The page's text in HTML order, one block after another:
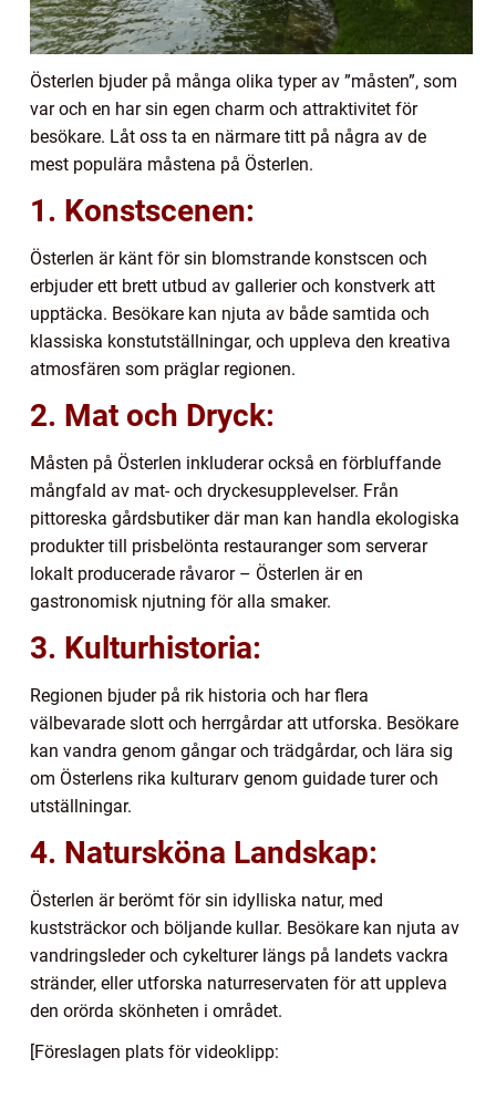
Österlen bjuder på många olika typer av ”måsten”, som
var och en har sin egen charm och attraktivitet för
besökare. Låt oss ta en närmare titt på några av de
mest populära måstena på Österlen.
1. Konstscenen:
Österlen är känt för sin blomstrande konstscen och
erbjuder ett brett utbud av gallerier och konstverk att
upptäcka. Besökare kan njuta av både samtida och
klassiska konstutställningar, och uppleva den kreativa
atmosfären som präglar regionen.
2. Mat och Dryck:
Måsten på Österlen inkluderar också en förbluffande
mångfald av mat- och dryckesupplevelser. Från
pittoreska gårdsbutiker där man kan handla ekologiska
produkter till prisbelönta restauranger som serverar
lokalt producerade råvaror – Österlen är en
gastronomisk njutning för alla smaker.
3. Kulturhistoria:
Regionen bjuder på rik historia och har flera
välbevarade slott och herrgårdar att utforska. Besökare
kan vandra genom gångar och trädgårdar, och lära sig
om Österlens rika kulturarv genom guidade turer och
utställningar.
4. Natursköna Landskap:
Österlen är berömt för sin idylliska natur, med
kuststräckor och böljande kullar. Besökare kan njuta av
vandringsleder och cykelturer längs på landets vackra
stränder, eller utforska naturreservaten för att uppleva
den orörda skönheten i området.
[Föreslagen plats för videoklipp: